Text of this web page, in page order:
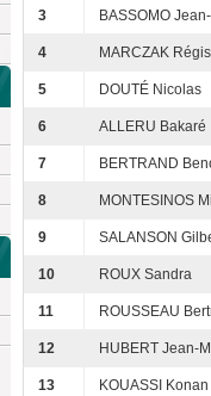
3 BASSOMO
4 MARCZAK Régis
5 DOUTÉ Nicolas
6 ALLERU Bakaré
7 BERTRAND
8 MONTESINOS
9 SALANSON
10 ROUX Sandra
11 ROUSSEAU
12 HUBERT Jean-
13 KOUASSI